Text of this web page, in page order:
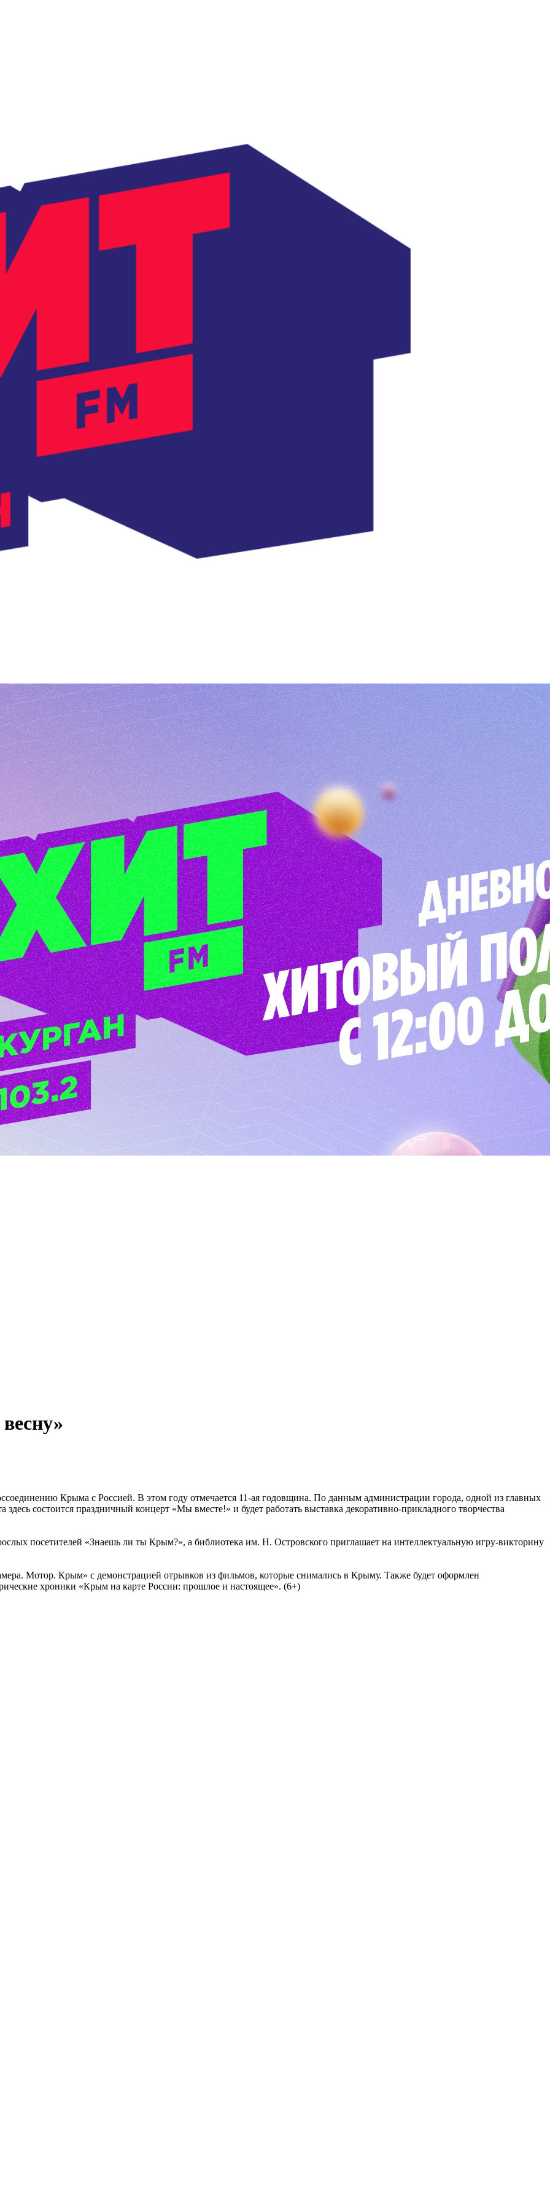
Крыма с Россией. В этом году отмечается 11-ая годовщина. По данным администрации города, одной из главных
состоится праздничный концерт «Мы вместе!» и будет работать выставка декоративно-прикладного творчества
посетителей «Знаешь ли ты Крым?», а библиотека им. Н. Островского приглашает на интеллектуальную игру-викторину
Мотор. Крым» с демонстрацией отрывков из фильмов, которые снимались в Крыму. Также будет оформлен
хроники «Крым на карте России: прошлое и настоящее». (6+)